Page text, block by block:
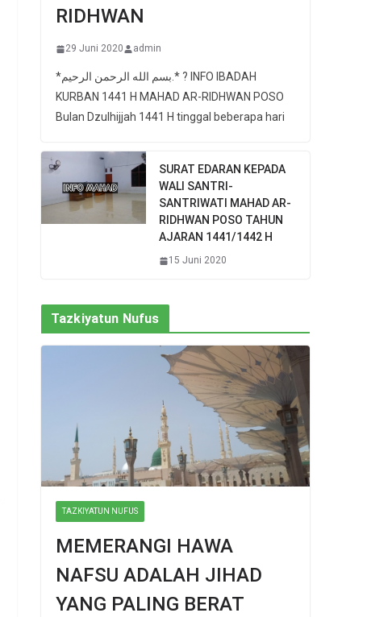
RIDHWAN
29 Juni 2020 admin
*بسم الله الرحمن الرحيم.* ? INFO IBADAH
KURBAN 1441 H MAHAD AR-RIDHWAN POSO
Bulan Dzulhijjah 1441 H tinggal beberapa hari
SURAT EDARAN KEPADA
WALI SANTRI-
SANTRIWATI MAHAD AR-
RIDHWAN POSO TAHUN
AJARAN 1441/1442 H
15 Juni 2020
Tazkiyatun Nufus
TAZKIYATUN NUFUS
MEMERANGI HAWA
NAFSU ADALAH JIHAD
YANG PALING BERAT